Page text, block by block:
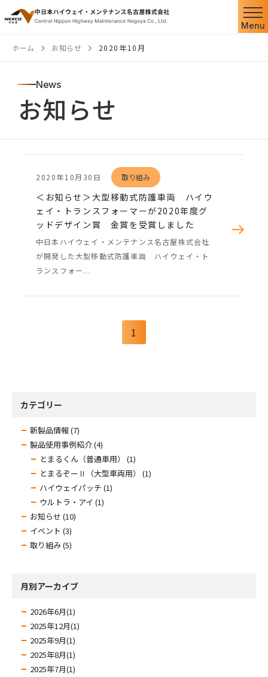
文
Menu
ホーム お知らせ 2020年10月
News
お知らせ
2020年10月30日 取り組み
＜お知らせ＞大型移動式防護車両 ハイウ
ェイ・トランスフォーマーが2020年度グ
ッドデザイン賞 金賞を受賞しました
中日本ハイウェイ・メンテナンス名古屋株式会社
が開発した大型移動式防護車両 ハイウェイ・ト
ランスフォー...
1
カテゴリー
新製品情報 (7)
製品使用事例紹介 (4)
とまるくん（普通車用） (1)
とまるぞーⅡ（大型車両用） (1)
ハイウェイパッチ (1)
ウルトラ・アイ (1)
お知らせ (10)
イベント (3)
取り組み (5)
月別アーカイブ
2026年6月(1)
2025年12月(1)
2025年9月(1)
2025年8月(1)
2025年7月(1)